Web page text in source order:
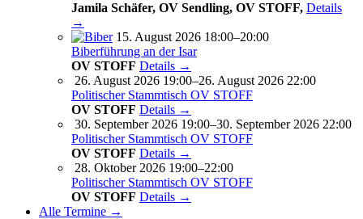
Jamila Schäfer, OV Sendling, OV STOFF, Details
→
15. August 2026 18:00–20:00
Biberführung an der Isar
OV STOFF Details →
26. August 2026 19:00–26. August 2026 22:00
Politischer Stammtisch OV STOFF
OV STOFF Details →
30. September 2026 19:00–30. September 2026 22:00
Politischer Stammtisch OV STOFF
OV STOFF Details →
28. Oktober 2026 19:00–22:00
Politischer Stammtisch OV STOFF
OV STOFF Details →
Alle Termine →